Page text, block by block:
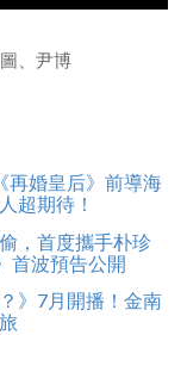
、尹博
再婚皇后》前導海
超期待！
，首度攜手朴珍
首波預告公開
》7月開播！金南